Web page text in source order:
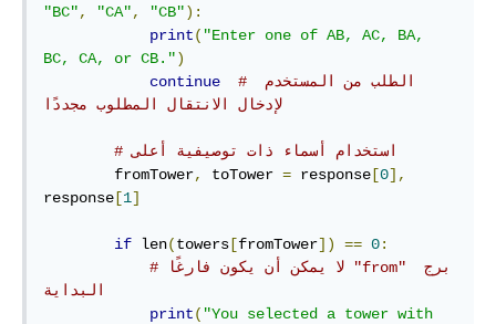
"BC", "CA", "CB"):
print( "Enter one of AB, AC, BA,
BC, CA, or CB.")
continue
# الطلب من المستخدم
لإدخال الانتقال المطلوب مجددًا
# استخدام أسماء ذات توصيفية أعلى
        fromTower
, toTower = response [0],
response [1]
if len(towers [fromTower]) == 0:
# لا يمكن أن يكون فارغًا "from" برج
البداية
print( "You selected a tower with